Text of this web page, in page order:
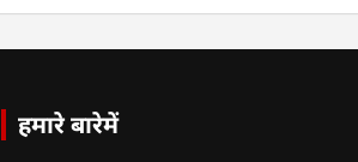
हमारे बारेमें